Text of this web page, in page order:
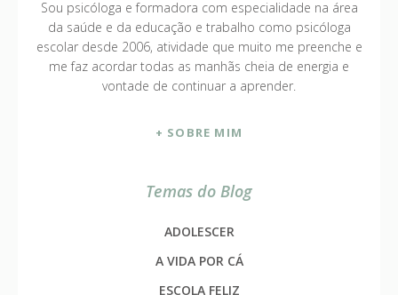
Sou psicóloga e formadora com especialidade na área
da saúde e da educação e trabalho como psicóloga
escolar desde 2006, atividade que muito me preenche e
me faz acordar todas as manhãs cheia de energia e
vontade de continuar a aprender.
+ SOBRE MIM
Temas do Blog
ADOLESCER
A VIDA POR CÁ
ESCOLA FELIZ